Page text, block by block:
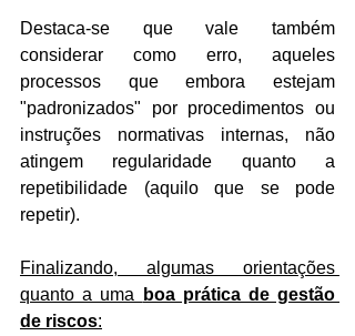
Destaca-se que vale também
considerar como erro, aqueles
processos que embora estejam
"padronizados" por procedimentos ou
instruções normativas internas, não
atingem regularidade quanto a
repetibilidade (aquilo que se pode
repetir).
Finalizando, algumas orientações
quanto a uma
boa prática de gestão
de riscos: